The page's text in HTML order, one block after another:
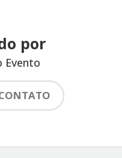
por
Evento